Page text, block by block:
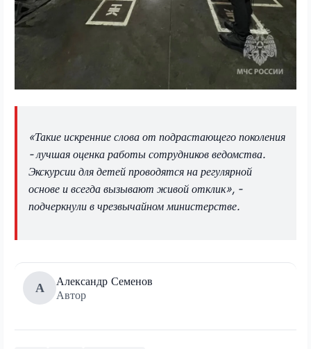
«Такие искренние слова от подрастающего поколения
- лучшая оценка работы сотрудников ведомства.
Экскурсии для детей проводятся на регулярной
основе и всегда вызывают живой отклик», -
подчеркнули в чрезвычайном министерстве.
А
Александр Семенов
Автор